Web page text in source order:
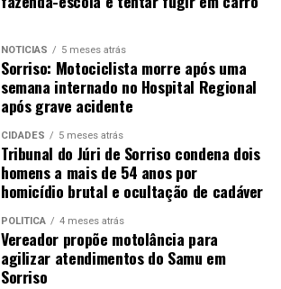
NOTÍCIAS 5 meses atrás
Sorriso: Motociclista morre após uma
semana internado no Hospital Regional
após grave acidente
CIDADES 5 meses atrás
Tribunal do Júri de Sorriso condena dois
homens a mais de 54 anos por
homicídio brutal e ocultação de cadáver
POLÍTICA 4 meses atrás
Vereador propõe motolância para
agilizar atendimentos do Samu em
Sorriso